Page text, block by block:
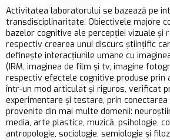
Activitatea laboratorului se bazează pe
transdisciplinaritate. Obiectivele majore
bazelor cognitive ale percepției vizuale și
respectiv crearea unui discurs științific
definește interacțiunile umane cu
(IRM, imaginea de film și tv, imagine
respectiv efectele cognitive produse prin
într-un mod articulat și riguros, verificat
experimentare și testare, prin
provenite din mai multe domenii:
media, arte plastice, muzică, psihologie,
antropologie, sociologie, semiologie și